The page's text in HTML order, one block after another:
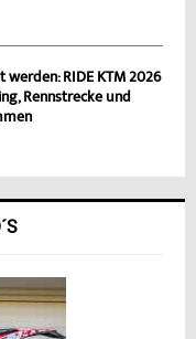
RIDE KTM 2026
Rennstrecke und